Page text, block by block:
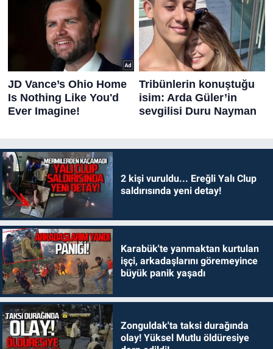
2 kişi vuruldu... Ereğli Yalı Clup
saldırısında yeni detay!
Karabük'te yanmaktan kurtulan
işçi, arkadaşlarını göremeyince
büyük panik yaşadı
Zonguldak'ta taksi durağında
olay! Yüksel Mutlu öldüresiye